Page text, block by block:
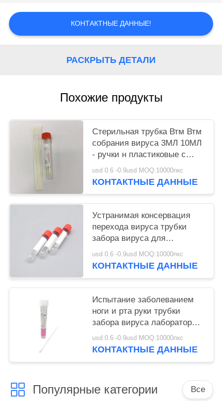
КОНТАКТНЫЕ ДАННЫЕ!
РАСКРЫТЬ ДЕТАЛИ
Похожие продукты
Стерильная трубка Втм Втм
собрания вируса 3МЛ 10МЛ
- ручки н пластиковые с
пробиркой
usd 0.6 -0.9usd MOQ:10000пкс
КОНТАКТНЫЕ ДАННЫЕ
Устранимая консервация
перехода вируса трубки
забора вируса для
КОВИД-19
usd 0.6 -0.9usd MOQ:10000пкс
КОНТАКТНЫЕ ДАННЫЕ
Испытание заболеванием
ноги и рта руки трубки
забора вируса лаборатории
микробиологии
usd 0.6 -0.9usd MOQ:10000пкс
КОНТАКТНЫЕ ДАННЫЕ
Популярные категории Все